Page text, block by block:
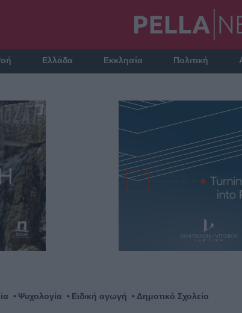
Ελλάδα Εκκλησία Πολιτική
Ψυχολογία Ειδική αγωγή Δημοτικό Σχολείο